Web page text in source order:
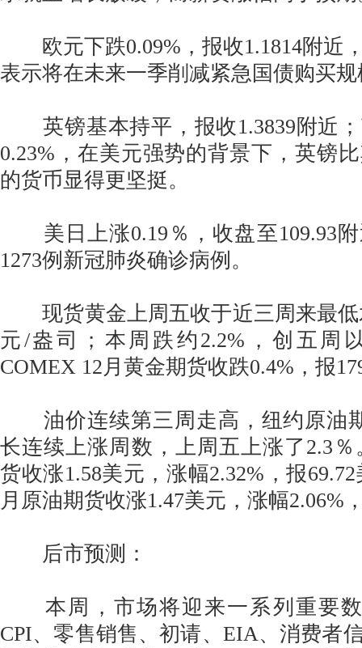
欧元下跌0.09%，报收1.1814附近
表示将在未来一季削减紧急国债购买
英镑基本持平，报收1.3839附近；
0.23%，在美元强势的背景下，英镑
的货币显得更坚挺。
美日上涨0.19％，收盘至109.93附
1273例新冠肺炎确诊病例。
现货黄金上周五收于近三周来最低
元/盎司；本周跌约2.2%，创五周
COMEX 12月黄金期货收跌0.4%，报
油价连续第三周走高，纽约原油
长连续上涨周数，上周五上涨了2.3
货收涨1.58美元，涨幅2.32%，报
月原油期货收涨1.47美元，涨幅2.06%
后市预测：
本周，市场将迎来一系列重要数
CPI、零售销售、初请、EIA、消费者